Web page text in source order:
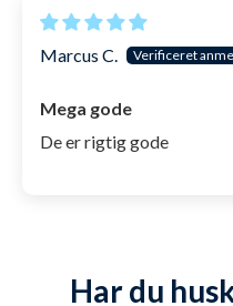
Marcus C.
Mega gode
De er rigtig gode
Har du